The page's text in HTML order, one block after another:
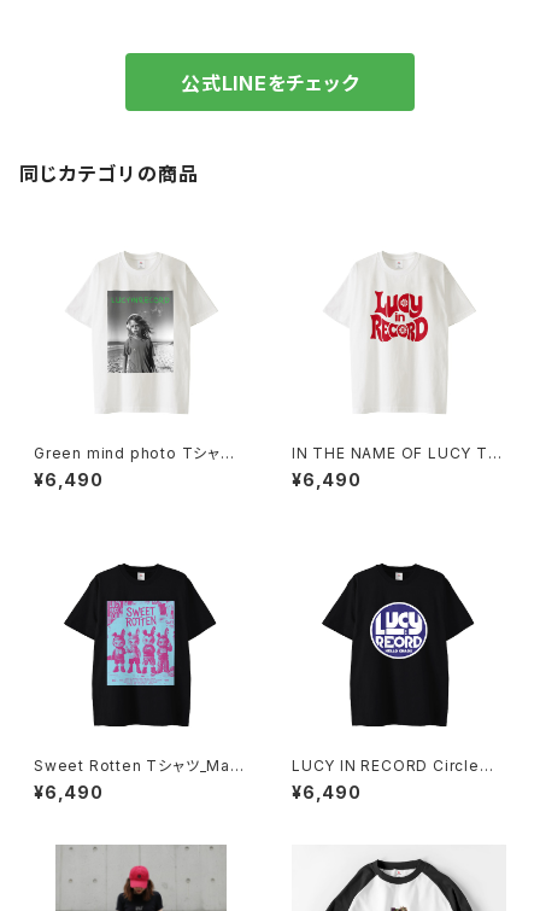
公式LINEをチェック
同じカテゴリの商品
Green mind photo Tシャツ 1
014-230221312
¥6,490
IN THE NAME OF LUCY Tシ
ャツ_Red Medicine 1014-23
0221313
¥6,490
Sweet Rotten Tシャツ_May
be Blue 1014-230221334
¥6,490
LUCY IN RECORD Circleロ
ゴ Tシャツ_Blueblood 1014-
230221291
¥6,490